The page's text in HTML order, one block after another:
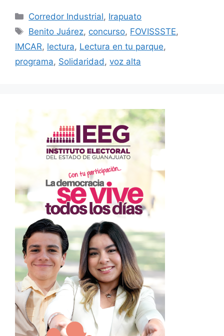
Categorías
Corredor Industrial, Irapuato
Etiquetas
Benito Juárez, concurso, FOVISSSTE,
IMCAR, lectura, Lectura en tu parque,
programa, Solidaridad, voz alta